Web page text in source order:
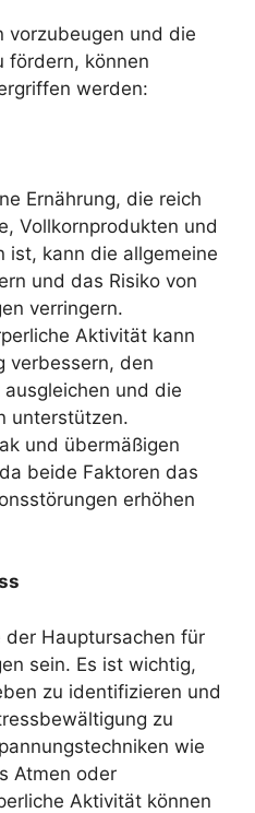
vorzubeugen und die
fördern, können
werden:
Ernährung, die reich
Vollkornprodukten und
ist, kann die allgemeine
und das Risiko von
verringern.
Aktivität kann
verbessern, den
und die
unterstützen.
und übermäßigen
beide Faktoren das
erhöhen
der Hauptursachen für
sein. Es ist wichtig,
zu identifizieren und
zu
wie
Atmen oder
Aktivität können